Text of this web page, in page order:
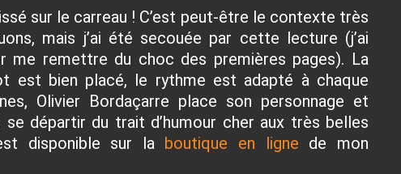
sur le carreau ! C’est peut-être le contexte très
mais j’ai été secouée par cette lecture (j’ai
me remettre du choc des premières pages). La
est bien placé, le rythme est adapté à chaque
Olivier Bordaçarre place son personnage et
départir du trait d’humour cher aux très belles
disponible sur la boutique en ligne de mon